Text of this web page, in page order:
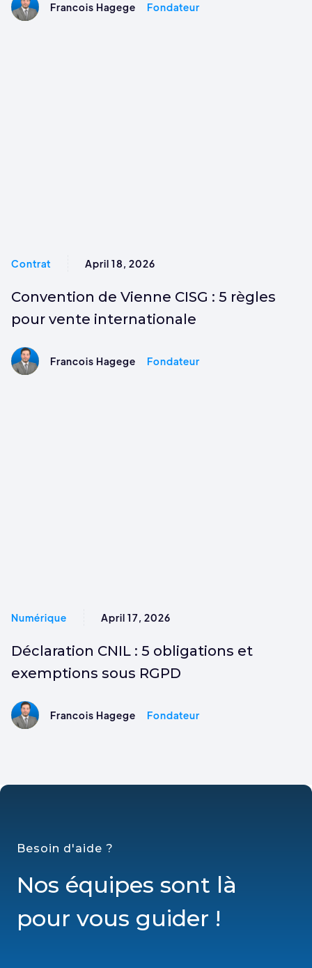
Francois Hagege Fondateur
Contrat April 18, 2026
Convention de Vienne CISG : 5 règles
pour vente internationale
Francois Hagege Fondateur
Numérique April 17, 2026
Déclaration CNIL : 5 obligations et
exemptions sous RGPD
Francois Hagege Fondateur
Besoin d'aide ?
Nos équipes sont là
pour vous guider !